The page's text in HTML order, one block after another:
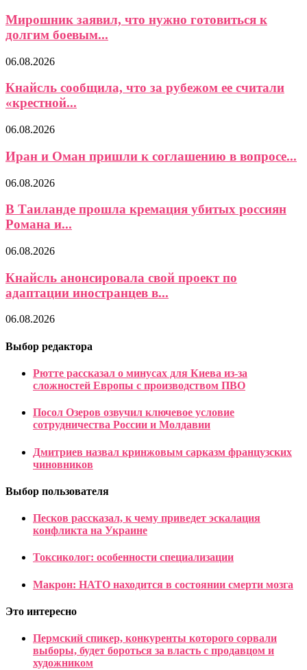
Мирошник заявил, что нужно готовиться к
долгим боевым...
06.08.2026
Кнайсль сообщила, что за рубежом ее считали
«крестной...
06.08.2026
Иран и Оман пришли к соглашению в вопросе...
06.08.2026
В Таиланде прошла кремация убитых россиян
Романа и...
06.08.2026
Кнайсль анонсировала свой проект по
адаптации иностранцев в...
06.08.2026
Выбор редактора
Рютте рассказал о минусах для Киева из-за
сложностей Европы с производством ПВО
Посол Озеров озвучил ключевое условие
сотрудничества России и Молдавии
Дмитриев назвал кринжовым сарказм французских
чиновников
Выбор пользователя
Песков рассказал, к чему приведет эскалация
конфликта на Украине
Токсиколог: особенности специализации
Макрон: НАТО находится в состоянии смерти мозга
Это интересно
Пермский спикер, конкуренты которого сорвали
выборы, будет бороться за власть с продавцом и
художником